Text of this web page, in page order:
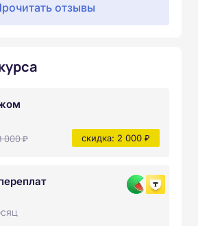
отзывы
000 ₽ скидка: 2 000 ₽